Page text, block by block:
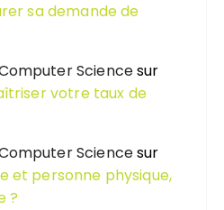
sa demande de
Sciencesur
votre taux de
Sciencesur
et personne physique,
?